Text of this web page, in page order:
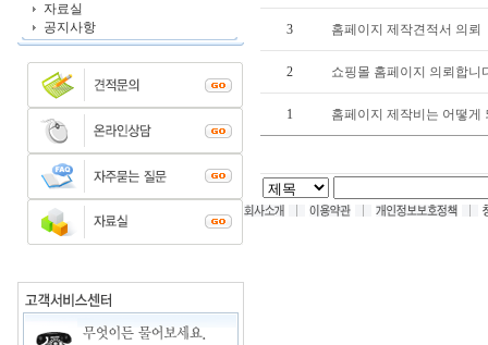
자료실
공지사항
3 홈페이지 제작견적서 의뢰
2 쇼핑몰 홈페이지 의뢰합니
1 홈페이지 제작비는 어떻게